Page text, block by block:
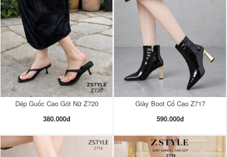
Dép Guốc Cao Gót Nữ Z720
380.000đ
Giày Boot Cổ Cao Z717
590.000đ